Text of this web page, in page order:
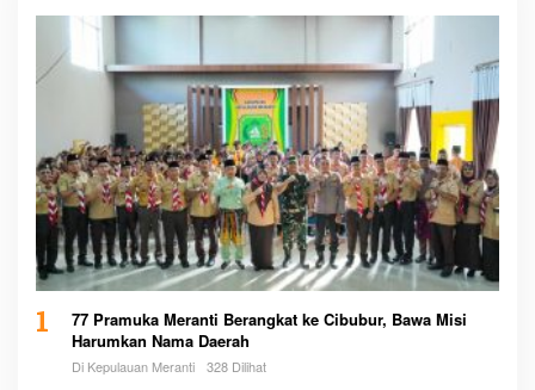
1
77 Pramuka Meranti Berangkat ke Cibubur, Bawa Misi
Harumkan Nama Daerah
Di Kepulauan Meranti 328 Dilihat